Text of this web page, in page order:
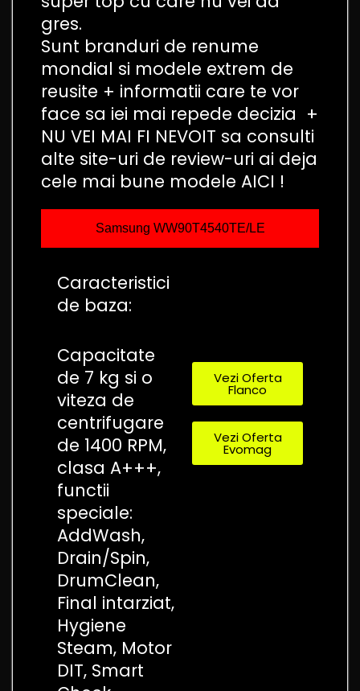
gres.
Sunt branduri de renume
mondial si modele extrem de
reusite + informatii care te vor
face sa iei mai repede decizia +
NU VEI MAI FI NEVOIT sa consulti
alte site-uri de review-uri ai deja
cele mai bune modele AICI !
Samsung WW90T4540TE/LE
Caracteristici
de baza:
Capacitate
de 7 kg si o
viteza de
centrifugare
de 1400 RPM,
clasa A+++,
functii
speciale:
AddWash,
Drain/Spin,
DrumClean,
Final intarziat,
Hygiene
Steam, Motor
DIT, Smart
Vezi Oferta
Flanco
Vezi Oferta
Evomag